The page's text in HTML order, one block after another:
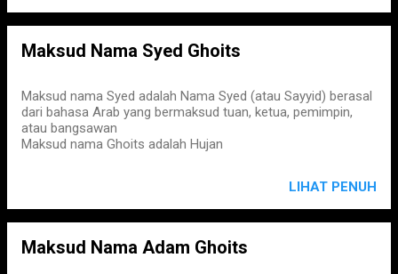
Maksud Nama Syed Ghoits
Maksud nama Syed adalah Nama Syed (atau Sayyid) berasal
dari bahasa Arab yang bermaksud tuan, ketua, pemimpin,
atau bangsawan
Maksud nama Ghoits adalah Hujan
LIHAT PENUH
Maksud Nama Adam Ghoits